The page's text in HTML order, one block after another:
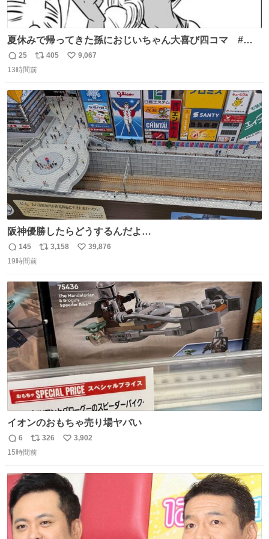
夏休みで帰ってきた孫におじいちゃん大喜び四コマ #四
コマ漫画 #Web漫画 #漫画が読めるハッシュタグ
返
信
25
リ
ポ
ト
数
405
い
数
9,067
13時間前
阪神優勝したらどうするんだよ…
返
信
145
リ
ト
数
3,158
い
数
39,876
19時間前
イオンのおもちゃ売り場ヤバい
返
信
6
リ
ポ
ト
数
326
い
数
3,902
15時間前